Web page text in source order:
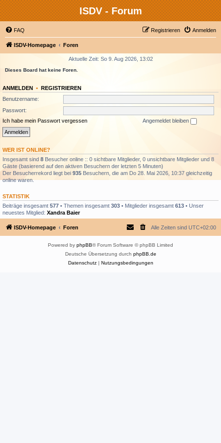
ISDV - Forum
FAQ Anmelden
Registrieren
ISDV-Homepage Foren
Aktuelle Zeit: So 9. Aug 2026, 13:02
Dieses Board hat keine Foren.
ANMELDEN • REGISTRIEREN
Benutzername:
Passwort:
Ich habe mein Passwort vergessen
Angemeldet bleiben
WER IST ONLINE?
Insgesamt sind 8 Besucher online :: 0 sichtbare Mitglieder, 0 unsichtbare Mitglieder und 8
Gäste (basierend auf den aktiven Besuchern der letzten 5 Minuten)
Der Besucherrekord liegt bei 935 Besuchern, die am Do 28. Mai 2026, 10:37 gleichzeitig
online waren.
STATISTIK
Beiträge insgesamt 577 • Themen insgesamt 303 • Mitglieder insgesamt 613 • Unser
neuestes Mitglied: Xandra Baier
ISDV-Homepage Foren Alle Zeiten sind UTC+02:00
Powered by phpBB® Forum Software © phpBB Limited
Deutsche Übersetzung durch phpBB.de
Datenschutz| Nutzungsbedingungen